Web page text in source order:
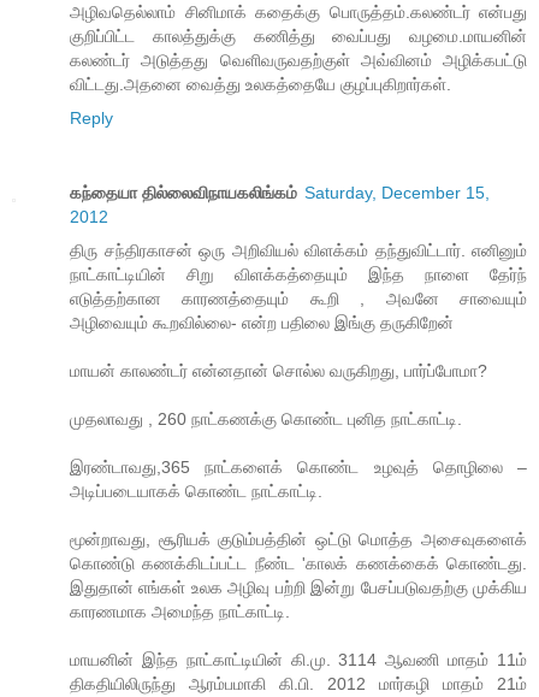
அழிவதெல்லாம் சினிமாக் கதைக்கு பொருத்தம்.கலண்டர் என்பது
குறிப்பிட்ட காலத்துக்கு கணித்து வைப்பது வழமை.மாயனின்
கலண்டர் அடுத்தது வெளிவருவதற்குள் அவ்வினம் அழிக்கபட்டு
விட்டது.அதனை வைத்து உலகத்தையே குழப்புகிறார்கள்.
Reply
கந்தையா தில்லைவிநாயகலிங்கம் Saturday, December 15,
2012
திரு சந்திரகாசன் ஒரு அறிவியல் விளக்கம் தந்துவிட்டார். எனினும்
நாட்காட்டியின் சிறு விளக்கத்தையும் இந்த நாளை தேர்ந்
எடுத்தற்கான காரணத்தையும் கூறி , அவனே சாவையும்
அழிவையும் கூறவில்லை- என்ற பதிலை இங்கு தருகிறேன்
மாயன் காலண்டர் என்னதான் சொல்ல வருகிறது, பார்ப்போமா?
முதலாவது , 260 நாட்கணக்கு கொண்ட புனித நாட்காட்டி.
இரண்டாவது,365 நாட்களைக் கொண்ட உழவுத் தொழிலை –
அடிப்படையாகக் கொண்ட நாட்காட்டி.
மூன்றாவது, சூரியக் குடும்பத்தின் ஒட்டு மொத்த அசைவுகளைக்
கொண்டு கணக்கிடப்பட்ட நீண்ட 'காலக் கணக்கைக் கொண்டது.
இதுதான் எங்கள் உலக அழிவு பற்றி இன்று பேசப்படுவதற்கு முக்கிய
காரணமாக அமைந்த நாட்காட்டி.
மாயனின் இந்த நாட்காட்டியின் கி.மு. 3114 ஆவணி மாதம் 11ம்
திகதியிலிருந்து ஆரம்பமாகி கி.பி. 2012 மார்கழி மாதம் 21ம்